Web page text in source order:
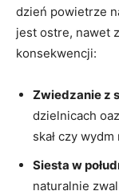
dzień powietrze
jest ostre, nawet
konsekwencji:
Zwiedzanie z
dzielnicach
skał czy
Siesta w
naturalnie